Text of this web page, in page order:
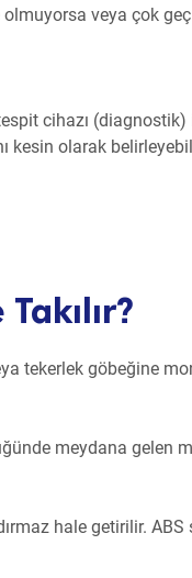
veya çok
cihazı
kesin olarak
tekerlek göbeğine
meydana gelen
hale getirilir.